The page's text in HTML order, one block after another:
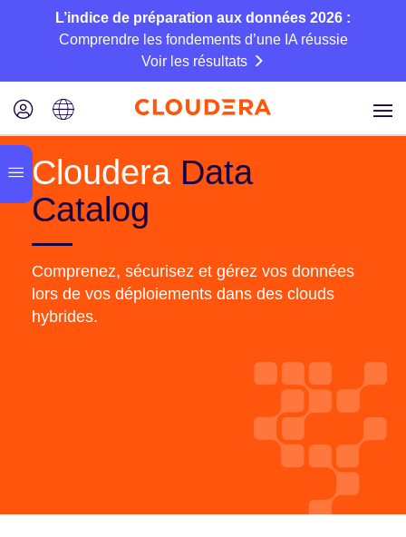
L’indice de préparation aux données 2026 :
Comprendre les fondements d’une IA réussie
Voir les résultats
Cloudera Data
Catalog
Comprenez, sécurisez et gérez vos données
lors de vos déploiements dans des clouds
hybrides.